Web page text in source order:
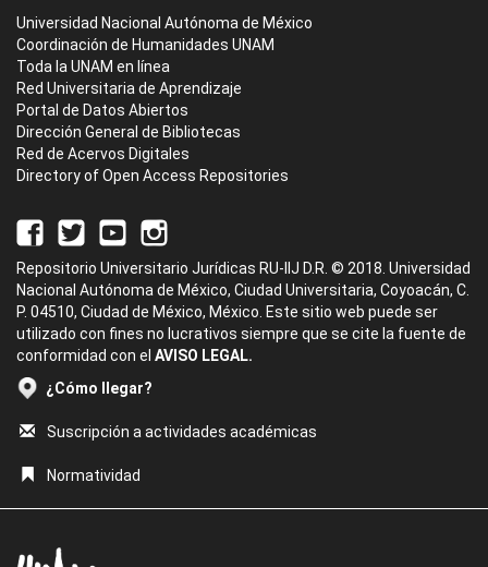
Universidad Nacional Autónoma de México
Coordinación de Humanidades UNAM
Toda la UNAM en línea
Red Universitaria de Aprendizaje
Portal de Datos Abiertos
Dirección General de Bibliotecas
Red de Acervos Digitales
Directory of Open Access Repositories
Repositorio Universitario Jurídicas RU-IIJ D.R. © 2018. Universidad
Nacional Autónoma de México, Ciudad Universitaria, Coyoacán, C.
P. 04510, Ciudad de México, México. Este sitio web puede ser
utilizado con fines no lucrativos siempre que se cite la fuente de
conformidad con el AVISO LEGAL.
¿Cómo llegar?
Suscripción a actividades académicas
Normatividad